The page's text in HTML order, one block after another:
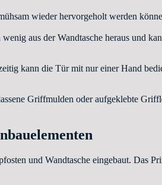
wieder hervorgeholt werden
aus der Wandtasche heraus und
kann die Tür mit nur einer Hand
Griffmulden oder aufgeklebte
und Wandtasche eingebaut. Das